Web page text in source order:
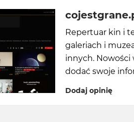
Repertuar kin i
galeriach i
innych. Nowości
dodać swoje
Dodaj opinię